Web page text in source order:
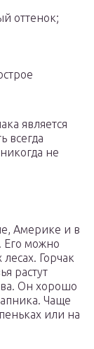
оттенок;
является
всегда
не
Америке и в
Его можно
Горчак
растут
Он хорошо
Чаще
или на